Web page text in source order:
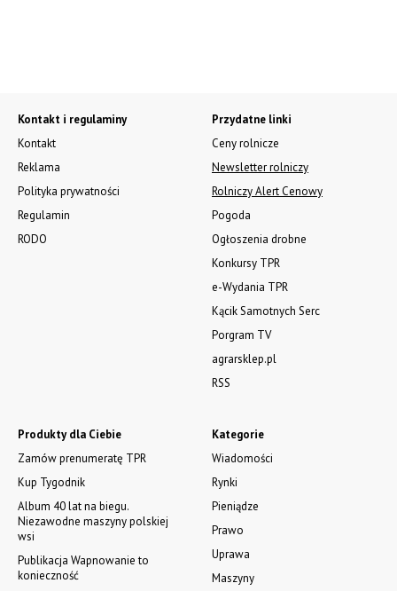
Kontakt i regulaminy
Kontakt
Reklama
Polityka prywatności
Regulamin
RODO
Kategorie
Wiadomości
Rynki
Pieniądze
Prawo
Uprawa
Maszyny
Produkty dla Ciebie
Zamów prenumeratę TPR
Kup Tygodnik
Album 40 lat na biegu.
Niezawodne maszyny polskiej
wsi
Publikacja Wapnowanie to
konieczność
Przydatne linki
Ceny rolnicze
Newsletter rolniczy
Rolniczy Alert Cenowy
Pogoda
Ogłoszenia drobne
Konkursy TPR
e-Wydania TPR
Kącik Samotnych Serc
Porgram TV
agrarsklep.pl
RSS